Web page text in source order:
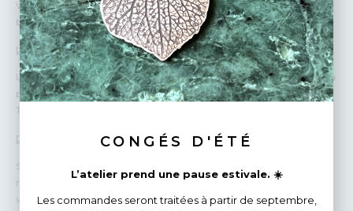
Vos bijoux sont emballés avec beaucoup d’amour et de soin dans des
boîtes cadeaux. Je peux écrire un petit mot personnalisé pour vous.
Livraisons
La livraison est comprise dans le prix du bijou pour un envoi suivi par la
poste.
Tous les paiements sont 100% sécurisés.
Des questions ?
Si vous avez une question avant de passer votre commande, envoyez-
moi un courrier rapide ! Je répondrai avec plaisir et très rapidement à
vos demandes.
CONGÉS D'ÉTÉ
L’atelier prend une pause estivale. ☀️
Les commandes seront traitées à partir de septembre,